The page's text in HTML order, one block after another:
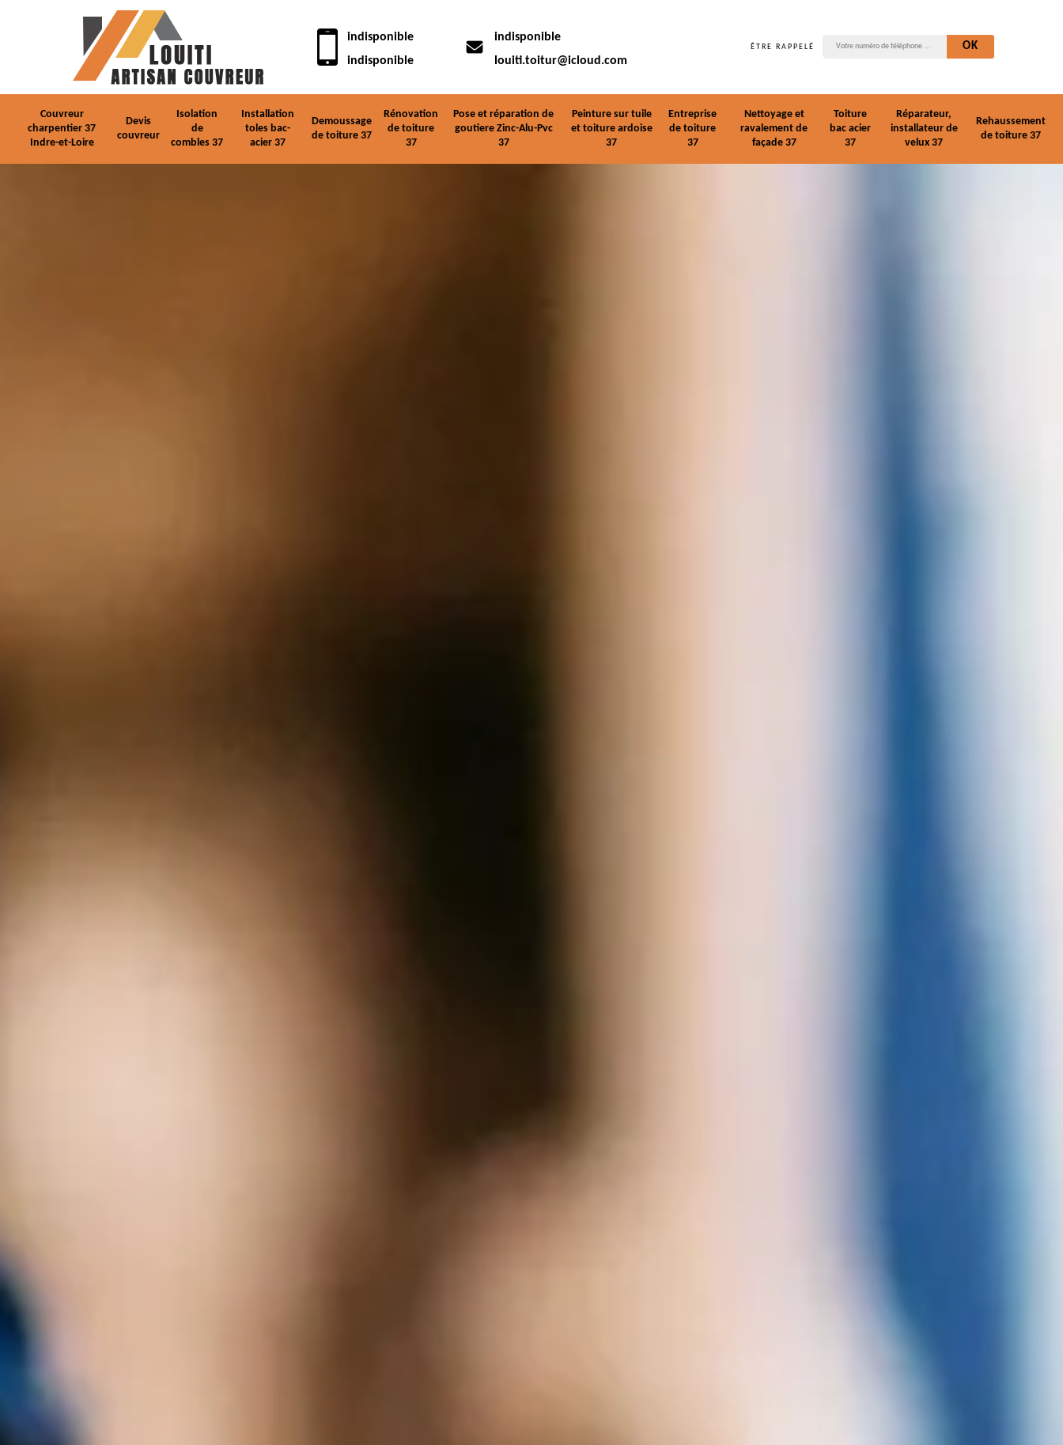
indisponible
indisponible
indisponible
louiti.toitur@icloud.com
ÊTRE RAPPELÉ
Couvreur
charpentier 37
Indre-et-Loire
Devis
couvreur
Isolation
de
combles 37
Installation
toles bac-
acier 37
Demoussage
de toiture 37
Rénovation
de toiture
37
Pose et réparation de
goutiere Zinc-Alu-Pvc
37
Peinture sur tuile
et toiture ardoise
37
Entreprise
de toiture
37
Nettoyage et
ravalement de
façade 37
Toiture
bac acier
37
Réparateur,
installateur de
velux 37
Rehaussement
de toiture 37